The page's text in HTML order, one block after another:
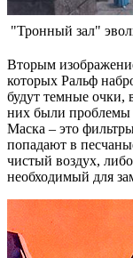
"Тронный зал"
Вторым
которых Ральф
будут темные очки,
них были проблемы
Маска – это
попадают в
чистый воздух,
необходимый для